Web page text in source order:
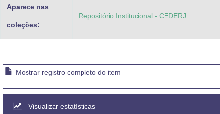
Aparece nas
coleções:
Repositório Institucional - CEDERJ
Mostrar registro completo do item
Visualizar estatísticas